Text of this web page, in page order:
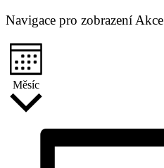
Navigace pro zobrazení Akce
Měsíc